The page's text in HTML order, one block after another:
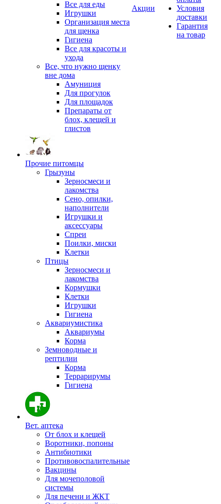
Все для еды
Игрушки
Организация места
для щенка
Гигиена
Все для красоты и
ухода
Все, что нужно щенку
вне дома
Амуниция
Для прогулок
Для площадок
Препараты от
блох, клещей и
глистов
Прочие питомцы
Грызуны
Зерносмеси и
лакомства
Сено, опилки,
наполнители
Игрушки и
аксессуары
Спреи
Поилки, миски
Клетки
Птицы
Зерносмеси и
лакомства
Кормушки
Клетки
Игрушки
Гигиена
Аквариумистика
Аквариумы
Корма
Земноводные и
рептилии
Корма
Террарирумы
Гигиена
Вет. аптека
От блох и клещей
Воротники, попоны
Антибиотики
Противовоспалительные
Вакцины
Для мочеполовой
системы
Для печени и ЖКТ
Акции
Условия
доставки
Гарантия
на товар